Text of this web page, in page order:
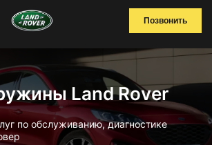
Позвонить
Land Rover
по обслуживанию, диагностике